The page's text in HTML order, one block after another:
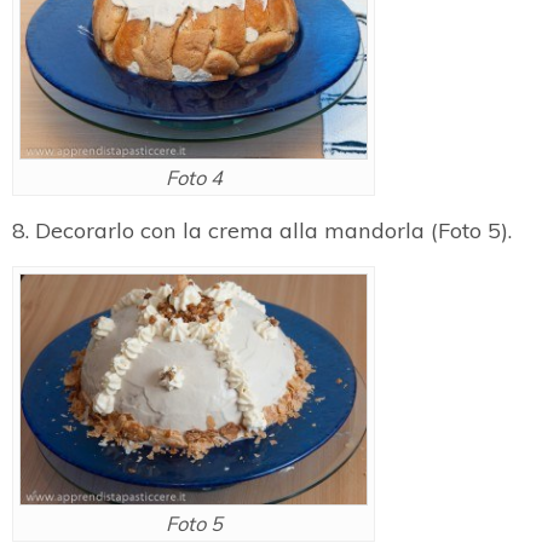
Foto 4
8. Decorarlo con la crema alla mandorla (Foto 5).
Foto 5